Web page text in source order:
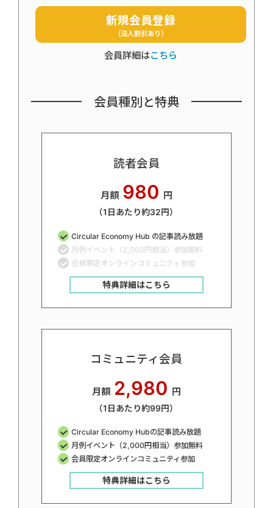
新規会員登録
（法人割引あり）
会員詳細はこちら
会員種別と特典
読者会員
月額 980 円
（1日あたり約32円）
Circular Economy Hub の記事読み放題
月例イベント（2,000円相当）参加無料
会員限定オンラインコミュニティ参加
特典詳細はこちら
コミュニティ会員
月額 2,980 円
（1日あたり約99円）
Circular Economy Hubの記事読み放題
月例イベント（2,000円相当）参加無料
会員限定オンラインコミュニティ参加
特典詳細はこちら